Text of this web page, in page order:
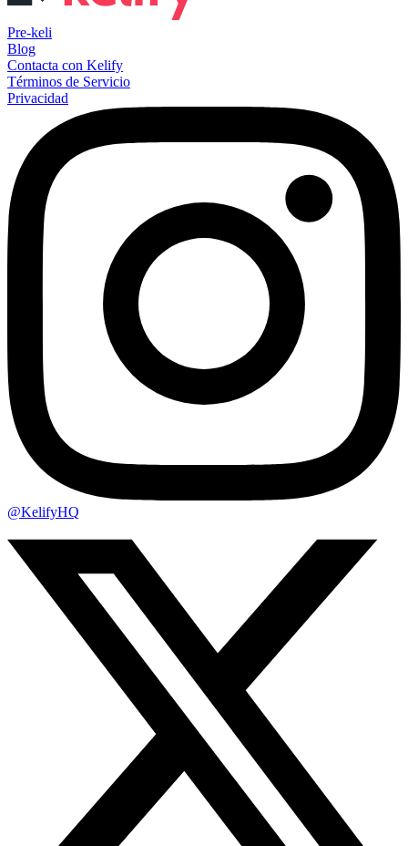
Pre-keli
Blog
Contacta con Kelify
Términos de Servicio
Privacidad
@KelifyHQ